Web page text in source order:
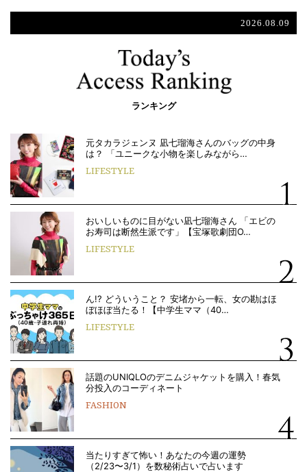
2026.08.09
ランキング
元タカラジェンヌ 凪七瑠海さんのバッグの中身
は？ 「ユニークな小物を楽しみながら…
LIFESTYLE
おいしいものに目がない凪七瑠海さん 「エビの
お寿司は断然生派です」【宝塚歌劇団O…
LIFESTYLE
ん!? どういうこと？ 安堵から一転、女の勘はほ
ぼほぼ当たる！【中学生ママ（40…
LIFESTYLE
話題のUNIQLOのデニムジャケットを購入！春気
分投入のコーディネート
FASHION
当たりすぎて怖い！あなたの今週の運勢
（2/23〜3/1）を数秘術占いで占います